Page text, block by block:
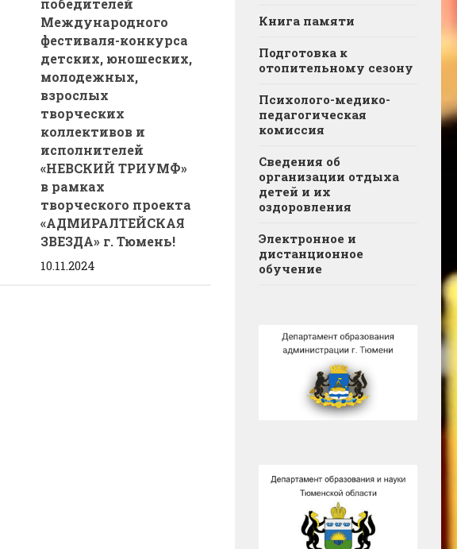
победителей
Международного
фестиваля-конкурса
детских, юношеских,
молодежных,
взрослых
творческих
коллективов и
исполнителей
«НЕВСКИЙ ТРИУМФ»
в рамках
творческого проекта
«АДМИРАЛТЕЙСКАЯ
ЗВЕЗДА» г. Тюмень!
10.11.2024
Книга памяти
Подготовка к
отопительному сезону
Психолого-медико-
педагогическая
комиссия
Сведения об
организации отдыха
детей и их
оздоровления
Электронное и
дистанционное
обучение